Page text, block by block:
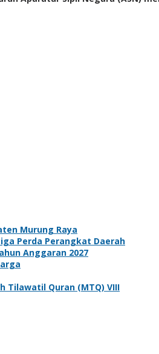
Murung Raya
Perda Perangkat Daerah
Anggaran 2027
Tilawatil Quran (MTQ) VIII